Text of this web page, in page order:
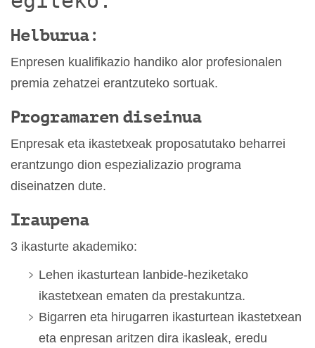
Helburua:
Enpresen kualifikazio handiko alor profesionalen
premia zehatzei erantzuteko sortuak.
Programaren diseinua
Enpresak eta ikastetxeak proposatutako beharrei
erantzungo dion espezializazio programa
diseinatzen dute.
Iraupena
3 ikasturte akademiko:
Lehen ikasturtean lanbide-heziketako
ikastetxean ematen da prestakuntza.
Bigarren eta hirugarren ikasturtean ikastetxean
eta enpresan aritzen dira ikasleak, eredu